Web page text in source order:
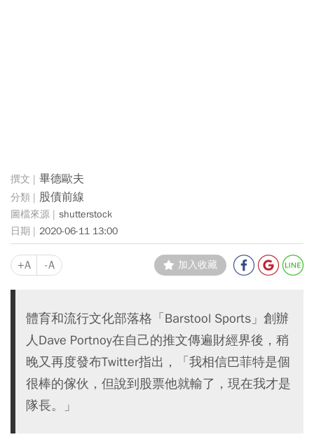
畢德歐夫
股債前線
shutterstock
2020-06-11 13:00
+A -A 加入收藏
體育和流行文化部落格「Barstool Sports」創辦
人Dave Portnoy在自己的推文傳遍財經界後，稍
晚又再度發布Twitter指出，「我相信巴菲特是個
很棒的傢伙，但說到股票他就輸了，現在我才是
隊長。」